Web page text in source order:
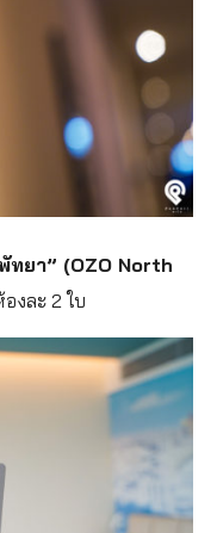
ทยา” (OZO North
งละ 2 ใบ